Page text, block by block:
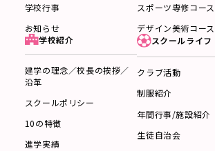
学校行事
お知らせ
スポーツ専修コース
デザイン美術コース
学校紹介
建学の理念／校長の挨拶／
沿革
スクールポリシー
10の特徴
進学実績
スクールライフ
クラブ活動
制服紹介
年間行事/施設紹介
生徒自治会